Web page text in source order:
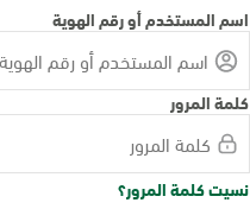
اسم المستخدم أو رقم الهوية
كلمة المرور
نسيت كلمة المرور؟